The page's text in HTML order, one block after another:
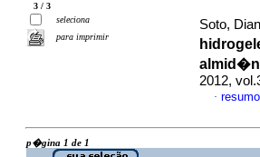
3 / 3
seleciona
para imprimir
Soto,
almid�n
2012,
·
p�gina 1 de 1